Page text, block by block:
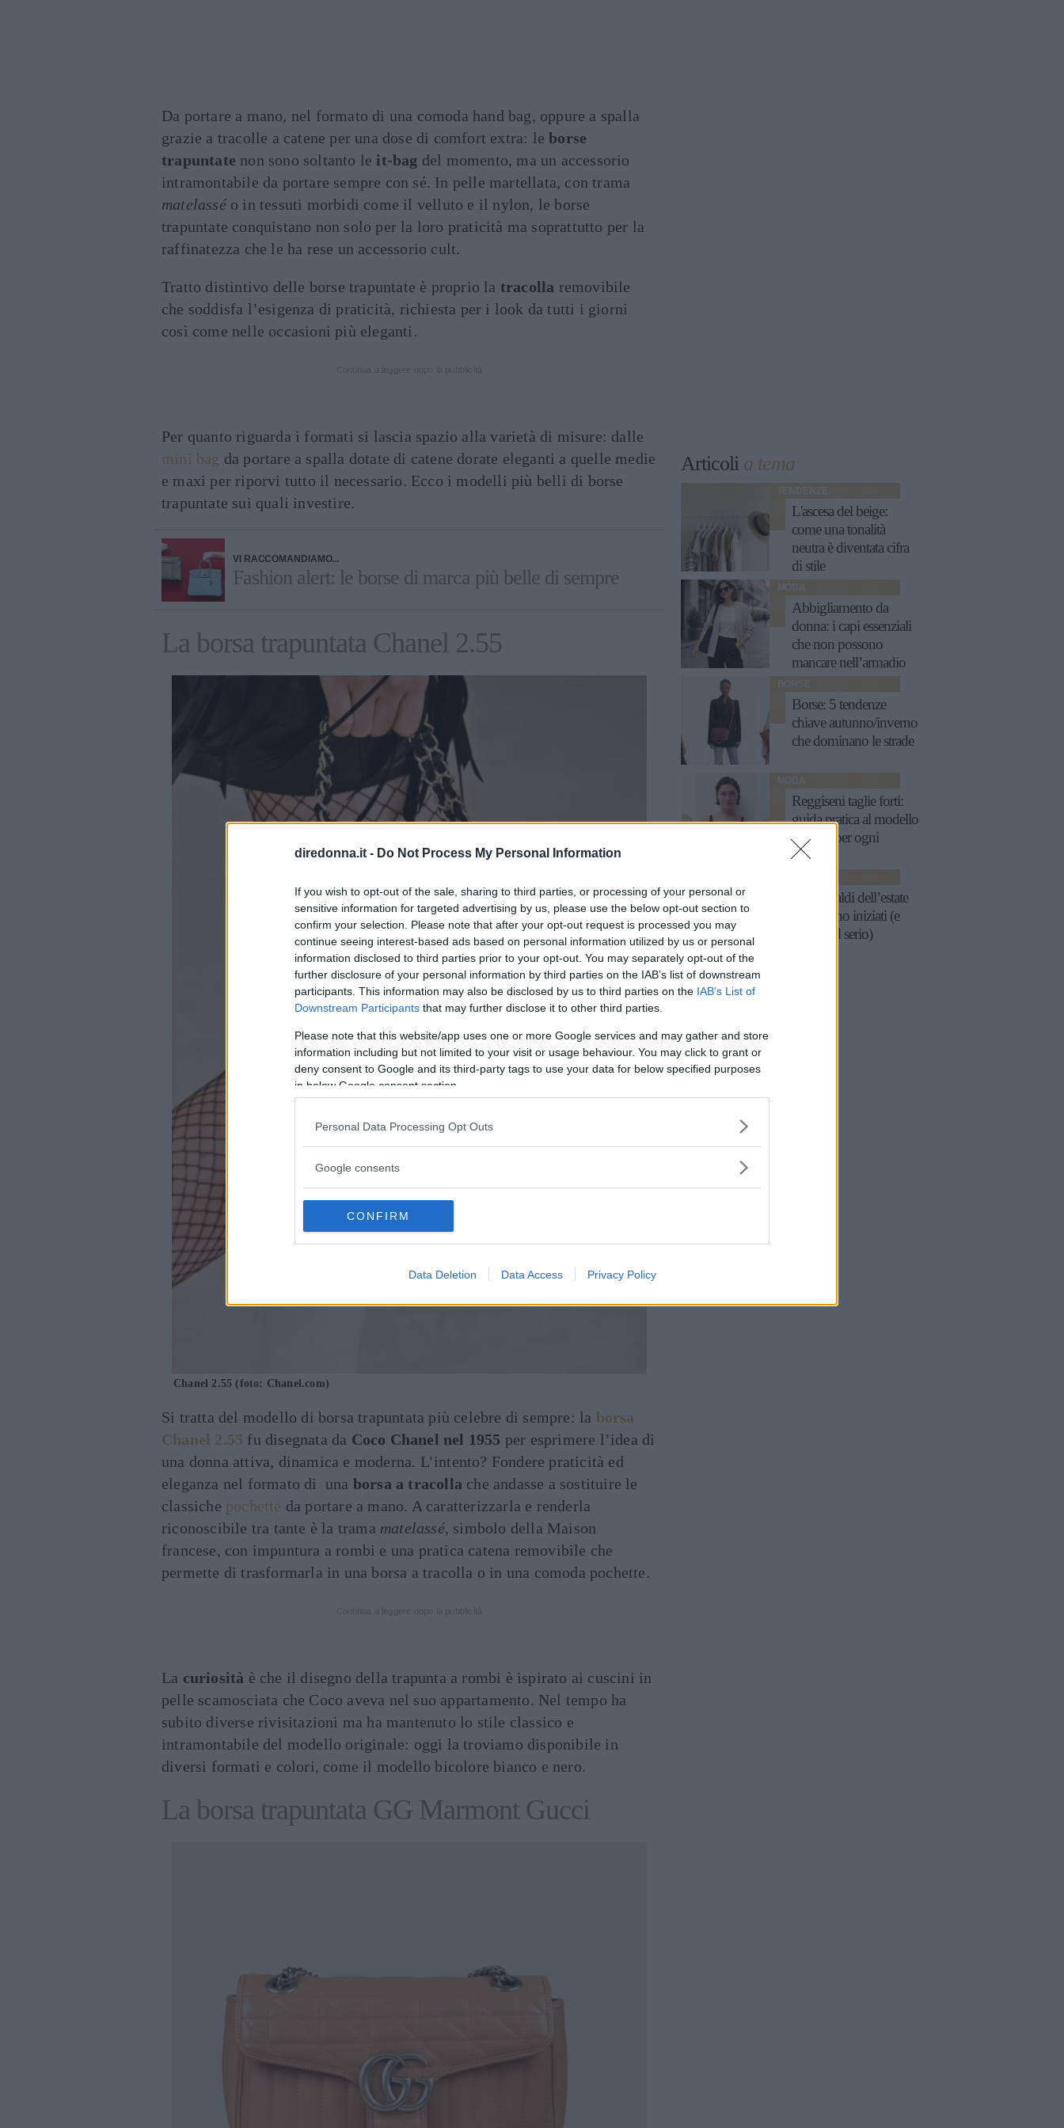
diredonna.it - Do Not Process My Personal Information
If you wish to opt-out of the sale, sharing to third parties, or processing of your personal or
sensitive information for targeted advertising by us, please use the below opt-out section to
confirm your selection. Please note that after your opt-out request is processed you may
continue seeing interest-based ads based on personal information utilized by us or personal
information disclosed to third parties prior to your opt-out. You may separately opt-out of the
further disclosure of your personal information by third parties on the IAB’s list of downstream
participants. This information may also be disclosed by us to third parties on the IAB’s List of
Downstream Participants that may further disclose it to other third parties.
Please note that this website/app uses one or more Google services and may gather and store
information including but not limited to your visit or usage behaviour. You may click to grant or
deny consent to Google and its third-party tags to use your data for below specified purposes
in below Google consent section.
Personal Data Processing Opt Outs
Google consents
CONFIRM
Data Deletion Data Access Privacy Policy
Da portare a mano, nel formato di una comoda hand bag, oppure a spalla
grazie a tracolle a catene per una dose di comfort extra: le borse
trapuntate non sono soltanto le it-bag del momento, ma un accessorio
intramontabile da portare sempre con sé. In pelle martellata, con trama
matelasséo in tessuti morbidi come il velluto e il nylon, le borse
trapuntate conquistano non solo per la loro praticità ma soprattutto per la
raffinatezza che le ha rese un accessorio cult.
Tratto distintivo delle borse trapuntate è proprio la tracolla removibile
che soddisfa l’esigenza di praticità, richiesta per i look da tutti i giorni
così come nelle occasioni più eleganti.
Per quanto riguarda i formati si lascia spazio alla varietà di misure: dalle
mini bag da portare a spalla dotate di catene dorate eleganti a quelle medie
e maxi per riporvi tutto il necessario. Ecco i modelli più belli di borse
trapuntate sui quali investire.
VI RACCOMANDIAMO...
Fashion alert: le borse di marca più belle di sempre
La borsa trapuntata Chanel 2.55
Chanel 2.55 (foto: Chanel.com)
Si tratta del modello di borsa trapuntata più celebre di sempre: la borsa
Chanel 2.55 fu disegnata da Coco Chanel nel 1955 per esprimere l’idea di
una donna attiva, dinamica e moderna. L’intento? Fondere praticità ed
eleganza nel formato di una borsa a tracolla che andasse a sostituire le
classiche pochette da portare a mano. A caratterizzarla e renderla
riconoscibile tra tante è la trama matelassé, simbolo della Maison
francese, con impuntura a rombi e una pratica catena removibile che
permette di trasformarla in una borsa a tracolla o in una comoda pochette.
La curiosità è che il disegno della trapunta a rombi è ispirato ai cuscini in
pelle scamosciata che Coco aveva nel suo appartamento. Nel tempo ha
subito diverse rivisitazioni ma ha mantenuto lo stile classico e
intramontabile del modello originale: oggi la troviamo disponibile in
diversi formati e colori, come il modello bicolore bianco e nero.
La borsa trapuntata GG Marmont Gucci
Articoli a tema
TENDENZE
L'ascesa del beige:
come una tonalità
neutra è diventata cifra
di stile
MODA
Abbigliamento da
donna: i capi essenziali
che non possono
mancare nell’armadio
BORSE
Borse: 5 tendenze
chiave autunno/inverno
che dominano le strade
MODA
Reggiseni taglie forti:
guida pratica al modello
perfetto per ogni
décolleté
Nike: i saldi dell’estate
2025 sono iniziati (e
fanno sul serio)